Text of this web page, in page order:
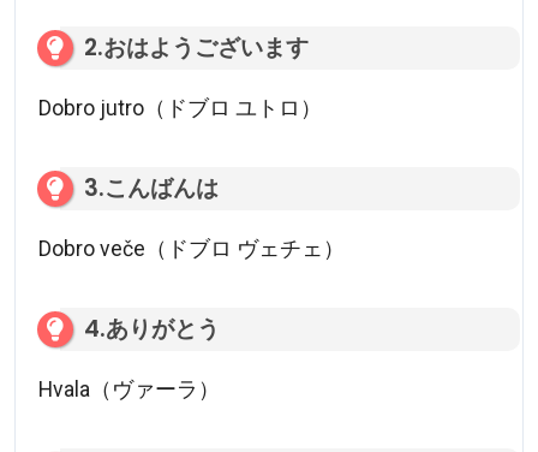
2.おはようございます
Dobro jutro（ドブロ ユトロ）
3.こんばんは
Dobro veče（ドブロ ヴェチェ）
4.ありがとう
Hvala（ヴァーラ）